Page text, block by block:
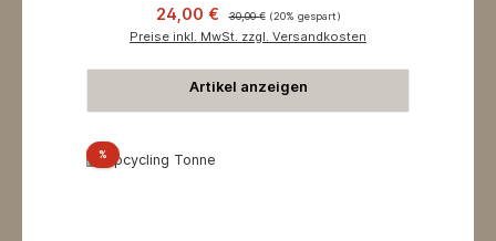
Verkaufspreis:
24,00 € 30,00 € (20% gespart)
Preise inkl. MwSt. zzgl. Versandkosten
Artikel anzeigen
%Rabatt